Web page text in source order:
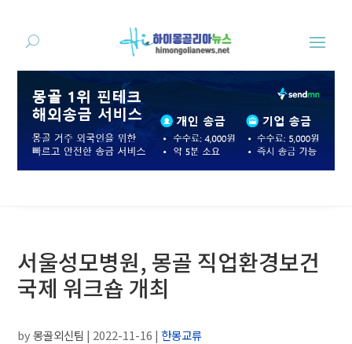
서울성모병원, 몽골 직업환경보건
국제 워크숍 개최
by몽골외신팀 | 2022-11-16 |한몽교류